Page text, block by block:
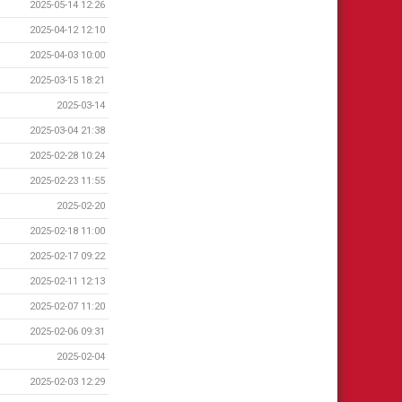
2025-05-14 12:26
2025-04-12 12:10
2025-04-03 10:00
2025-03-15 18:21
2025-03-14
2025-03-04 21:38
2025-02-28 10:24
2025-02-23 11:55
2025-02-20
2025-02-18 11:00
2025-02-17 09:22
2025-02-11 12:13
2025-02-07 11:20
2025-02-06 09:31
2025-02-04
2025-02-03 12:29